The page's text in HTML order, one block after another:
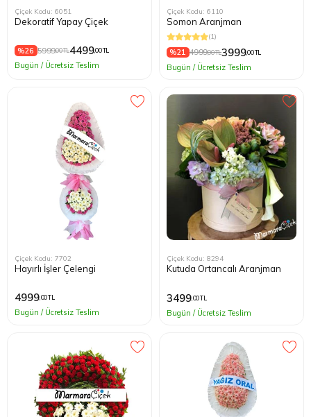
Çiçek Kodu: 6051
Dekoratif Yapay Çiçek
%26 5999,00 TL4499,00 TL
Bugün / Ücretsiz Teslim
Çiçek Kodu: 6110
Somon Aranjman
(1)
%21 4999,00 TL3999,00 TL
Bugün / Ücretsiz Teslim
Çiçek Kodu: 7702
Hayırlı İşler Çelengi
4999,00 TL
Bugün / Ücretsiz Teslim
Çiçek Kodu: 8294
Kutuda Ortancalı Aranjman
3499,00 TL
Bugün / Ücretsiz Teslim